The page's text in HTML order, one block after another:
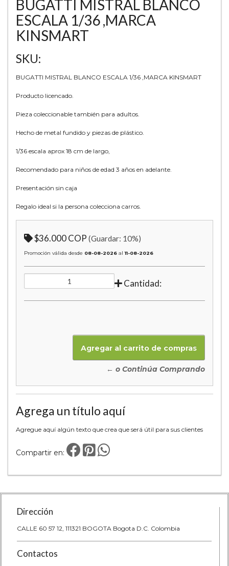
BUGATTI MISTRAL BLANCO
ESCALA 1/36 ,MARCA
KINSMART
SKU:
BUGATTI MISTRAL BLANCO ESCALA 1/36 ,MARCA KINSMART
Producto licencado.
Pieza coleccionable también para adultos.
Hecho de metal fundido y piezas de plástico.
1/36 escala aprox 18 cm de largo,
Recomendado para niños de edad 3 años en adelante.
Presentación sin caja
Regalo ideal si la persona colecciona carros.
$36.000 COP (Guardar: 10%)
Promoción válida desde 08-08-2026 al11-08-2026
Cantidad:
← o Continúa Comprando
Agrega un título aquí
Agregue aquí algún texto que crea que será útil para sus clientes
Compartir en:
Dirección
CALLE 60 57 12, 111321 BOGOTA Bogota D.C. Colombia
Contactos